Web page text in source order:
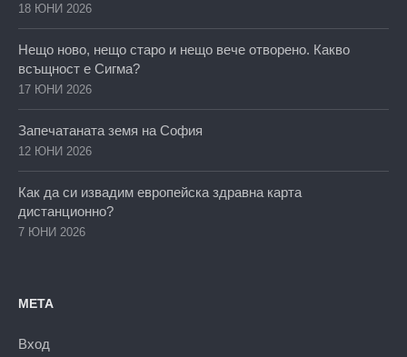
18 ЮНИ 2026
Нещо ново, нещо старо и нещо вече отворено. Какво
всъщност е Сигма?
17 ЮНИ 2026
Запечатаната земя на София
12 ЮНИ 2026
Как да си извадим европейска здравна карта
дистанционно?
7 ЮНИ 2026
МЕТА
Вход